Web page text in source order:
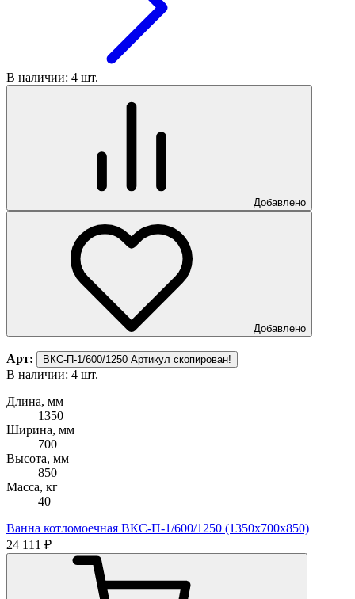
В наличии: 4 шт.
Добавлено
Добавлено
Арт: ВКС-П-1/600/1250 Артикул скопирован!
В наличии: 4 шт.
Длина, мм
1350
Ширина, мм
700
Высота, мм
850
Масса, кг
40
Ванна котломоечная ВКС-П-1/600/1250 (1350х700х850)
24 111 ₽